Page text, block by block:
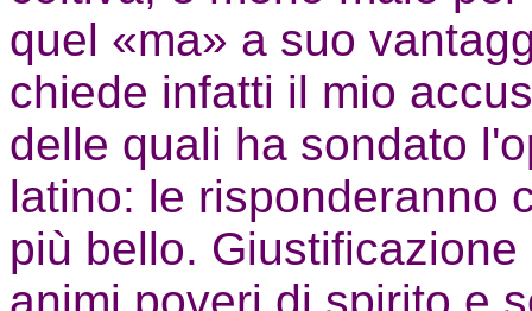
quel «ma» a suo
chiede infatti il mio
delle quali ha sondato
latino: le risponderanno
più bello.